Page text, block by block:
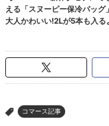
> コマース記事